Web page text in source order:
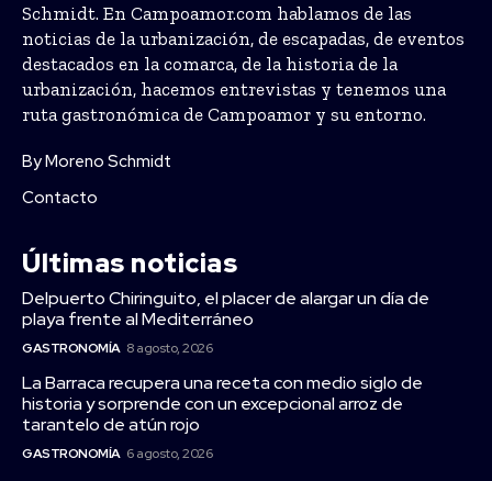
Schmidt. En Campoamor.com hablamos de las
noticias de la urbanización, de escapadas, de eventos
destacados en la comarca, de la historia de la
urbanización, hacemos entrevistas y tenemos una
ruta gastronómica de Campoamor y su entorno.
By Moreno Schmidt
Contacto
Últimas noticias
Delpuerto Chiringuito, el placer de alargar un día de
playa frente al Mediterráneo
GASTRONOMÍA 8 agosto, 2026
La Barraca recupera una receta con medio siglo de
historia y sorprende con un excepcional arroz de
tarantelo de atún rojo
GASTRONOMÍA 6 agosto, 2026